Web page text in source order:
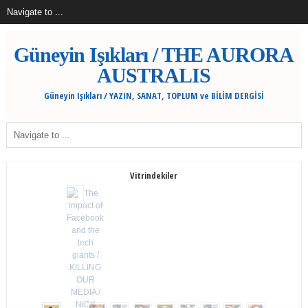
Güneyin Işıkları / THE AURORA
AUSTRALIS
Güneyin Işıkları / YAZIN, SANAT, TOPLUM ve BİLİM DERGİSİ
Vitrindekiler